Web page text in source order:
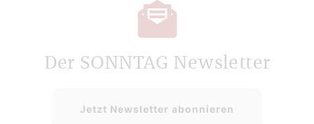
Der SONNTAG Newsletter
Jetzt Newsletter abonnieren